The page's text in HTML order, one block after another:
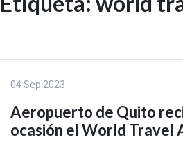
Skip
04 Sep 2023
Aeropuerto de Quito
ocasión el World Travel